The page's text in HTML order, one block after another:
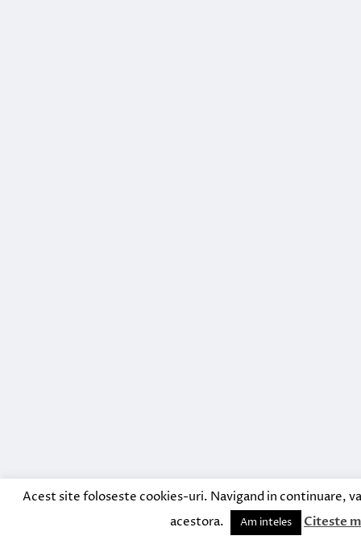
Acest site foloseste cookies-uri. Navigand in continuare,
acestora.
Am inteles Citeste